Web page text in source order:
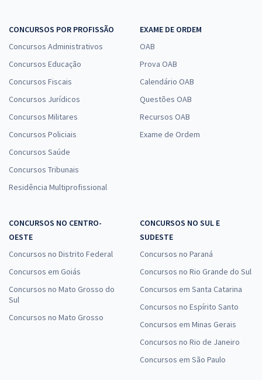
CONCURSOS POR PROFISSÃO
Concursos Administrativos
Concursos Educação
Concursos Fiscais
Concursos Jurídicos
Concursos Militares
Concursos Policiais
Concursos Saúde
Concursos Tribunais
Residência Multiprofissional
EXAME DE ORDEM
OAB
Prova OAB
Calendário OAB
Questões OAB
Recursos OAB
Exame de Ordem
CONCURSOS NO CENTRO-
OESTE
Concursos no Distrito Federal
Concursos em Goiás
Concursos no Mato Grosso do
Sul
Concursos no Mato Grosso
CONCURSOS NO SUL E
SUDESTE
Concursos no Paraná
Concursos no Rio Grande do Sul
Concursos em Santa Catarina
Concursos no Espírito Santo
Concursos em Minas Gerais
Concursos no Rio de Janeiro
Concursos em São Paulo